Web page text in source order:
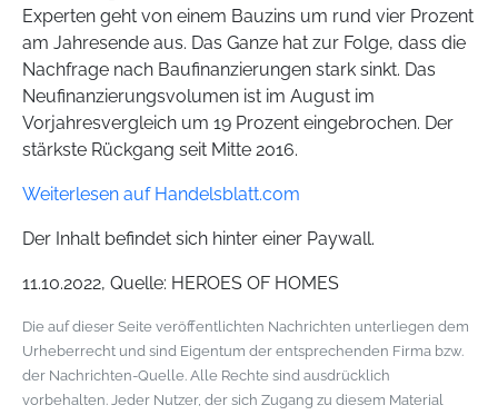
Experten geht von einem Bauzins um rund vier Prozent
am Jahresende aus. Das Ganze hat zur Folge, dass die
Nachfrage nach Baufinanzierungen stark sinkt. Das
Neufinanzierungsvolumen ist im August im
Vorjahresvergleich um 19 Prozent eingebrochen. Der
stärkste Rückgang seit Mitte 2016.
Weiterlesen auf Handelsblatt.com
Der Inhalt befindet sich hinter einer Paywall.
11.10.2022, Quelle: HEROES OF HOMES
Die auf dieser Seite veröffentlichten Nachrichten unterliegen dem
Urheberrecht und sind Eigentum der entsprechenden Firma bzw.
der Nachrichten-Quelle. Alle Rechte sind ausdrücklich
vorbehalten. Jeder Nutzer, der sich Zugang zu diesem Material